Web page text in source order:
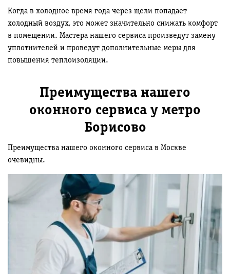
Когда в холодное время года через щели попадает
холодный воздух, это может значительно снижать комфорт
в помещении. Мастера нашего сервиса произведут замену
уплотнителей и проведут дополнительные меры для
повышения теплоизоляции.
Преимущества нашего
оконного сервиса у метро
Борисово
Преимущества нашего оконного сервиса в Москве
очевидны.